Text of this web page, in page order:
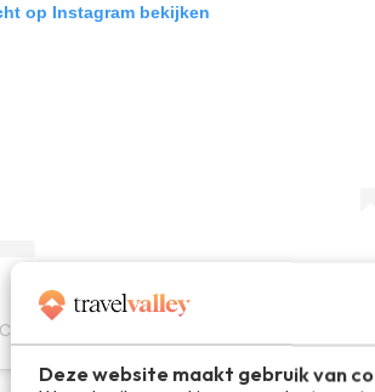
Deze website maakt gebruik van
op Instagram bekijken
Coffee Roasters (@chatwickcoffee)